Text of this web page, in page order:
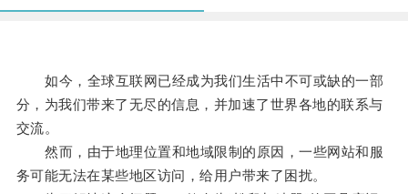
如今，全球互联网已经成为我们生活中不可或缺的一部
分，为我们带来了无尽的信息，并加速了世界各地的联系与
交流。
然而，由于地理位置和地域限制的原因，一些网站和服
务可能无法在某些地区访问，给用户带来了困扰。